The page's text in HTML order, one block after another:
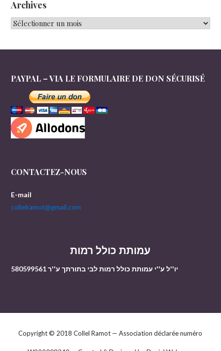
Archives
Archives
PAYPAL – VIA LE FORMULAIRE DE DON SÉCURISÉ
CONTACTEZ-NOUS
E-mail
collelramot@gmail.com
עמותת כולל רמות
יו''ל ע''י עמותת כולל רמות לבי בתורתך ע''ר 580599561
Copyright © 2018 Collel Ramot — Association déclarée numéro